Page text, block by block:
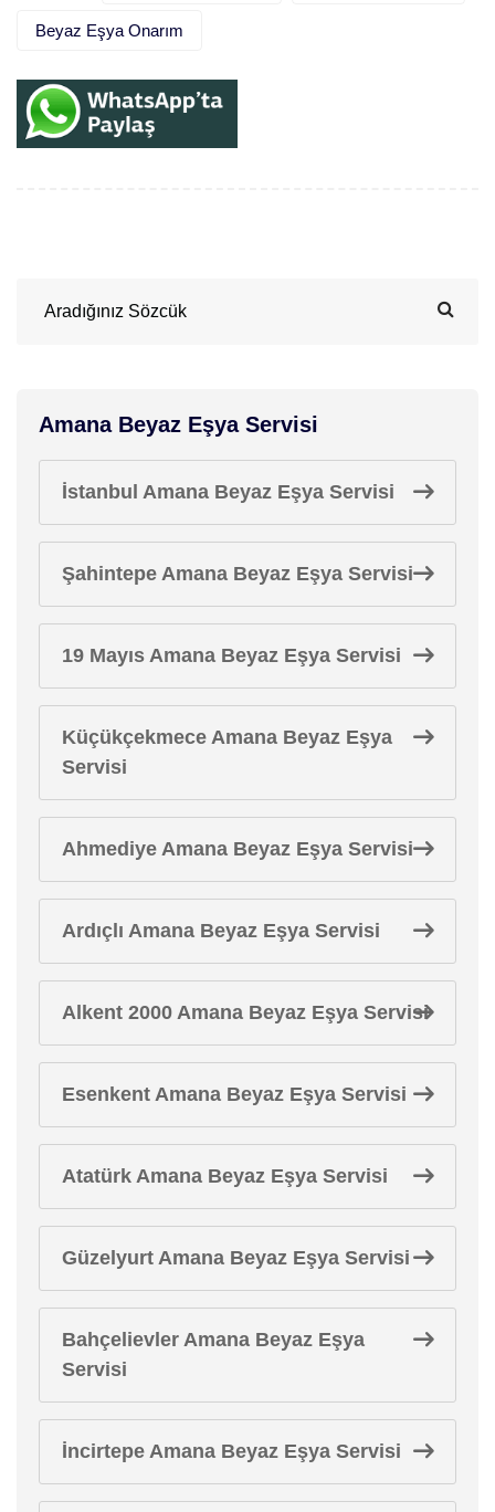
Beyaz Eşya Onarım
Amana Beyaz Eşya Servisi
İstanbul Amana Beyaz Eşya Servisi
Şahintepe Amana Beyaz Eşya Servisi
19 Mayıs Amana Beyaz Eşya Servisi
Küçükçekmece Amana Beyaz Eşya
Servisi
Ahmediye Amana Beyaz Eşya Servisi
Ardıçlı Amana Beyaz Eşya Servisi
Alkent 2000 Amana Beyaz Eşya Servisi
Esenkent Amana Beyaz Eşya Servisi
Atatürk Amana Beyaz Eşya Servisi
Güzelyurt Amana Beyaz Eşya Servisi
Bahçelievler Amana Beyaz Eşya
Servisi
İncirtepe Amana Beyaz Eşya Servisi